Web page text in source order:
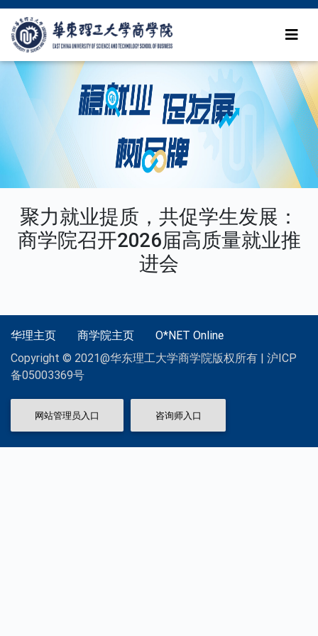
聚力就业提质，共促学生发展：
商学院召开2026届高质量就业推
进会
华理主页 商学院主页
O*NET Online
Copyright © 2021@华东理工大学商学院版权所有 | 沪ICP
备05003369号
网站管理员入口 咨询师入口